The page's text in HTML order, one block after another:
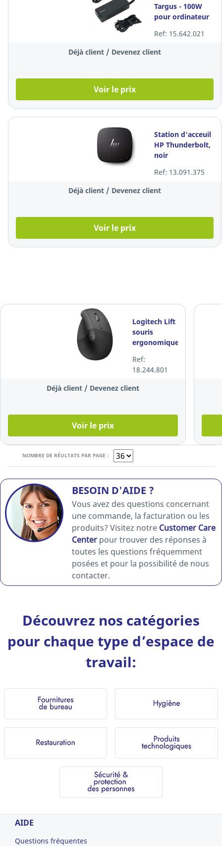
Targus - 100W
pour ordinateur
téléphones
Ref: 15.642.021
Déjà client / Devenez client
Voir le prix
Station d'acceuil
HP Thunderbolt,
noir
Ref: 13.091.375
Déjà client / Devenez client
Voir le prix
Logitech Lift
souris
ergonomique,
Ref:
18.244.801
Déjà client / Devenez client
Voir le prix
NOMBRE DE RÉULTATS PAR PAGE :
BESOIN D'AIDE ?
Vous avez des questions concernant
une commande, la facturation ou les
produits? Visitez notre Customer Care
Center pour trouver des réponses à
toutes les questions fréquemment
posées et pour la possibilité de nous
contacter.
Découvrez nos catégories
pour chaque type d’espace de
travail:
AIDE
Questions fréquentes